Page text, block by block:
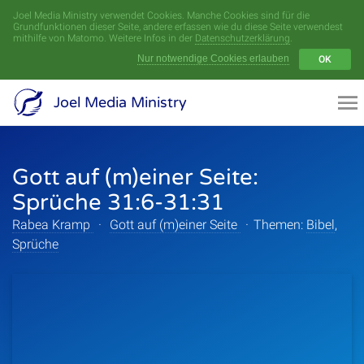
Joel Media Ministry verwendet Cookies. Manche Cookies sind für die
Grundfunktionen dieser Seite, andere erfassen wie du diese Seite verwendest
mithilfe von Matomo. Weitere Infos in der Datenschutzerklärung.
Nur notwendige Cookies erlauben
OK
Joel Media Ministry
Gott auf (m)einer Seite:
Sprüche 31:6-31:31
Rabea Kramp · Gott auf (m)einer Seite · Themen: Bibel,
Sprüche
Menü
Videoarchiv
Serien